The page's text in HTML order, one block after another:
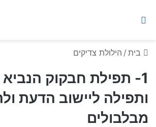
בית / הילולת צדיקים
ותפילה ליישוב הדעת
מבלבולים